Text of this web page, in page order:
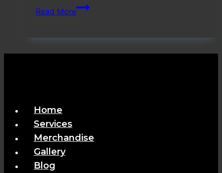
Read More
Jasa
EO
Pekanbaru
Home
Services
Merchandise
Gallery
Blog